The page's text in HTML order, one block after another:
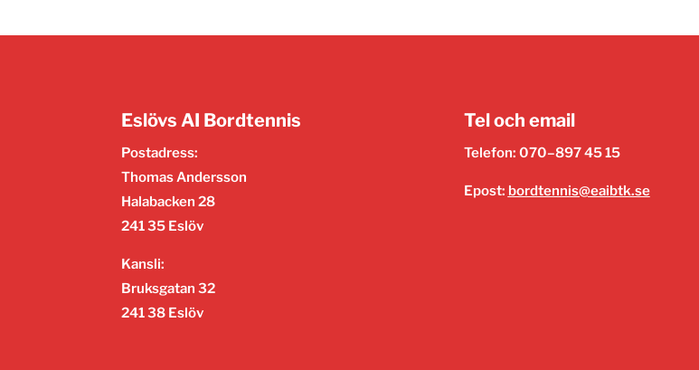
Eslövs AI Bordtennis
Postadress:
Thomas Andersson
Halabacken 28
241 35 Eslöv
Kansli:
Bruksgatan 32
241 38 Eslöv
Tel och email
Telefon: 070–897 45 15
Epost: bordtennis@eaibtk.se